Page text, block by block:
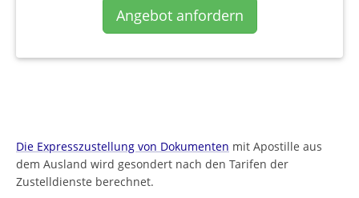
Angebot anfordern
Die Expresszustellung von Dokumenten mit Apostille aus
dem Ausland wird gesondert nach den Tarifen der
Zustelldienste berechnet.